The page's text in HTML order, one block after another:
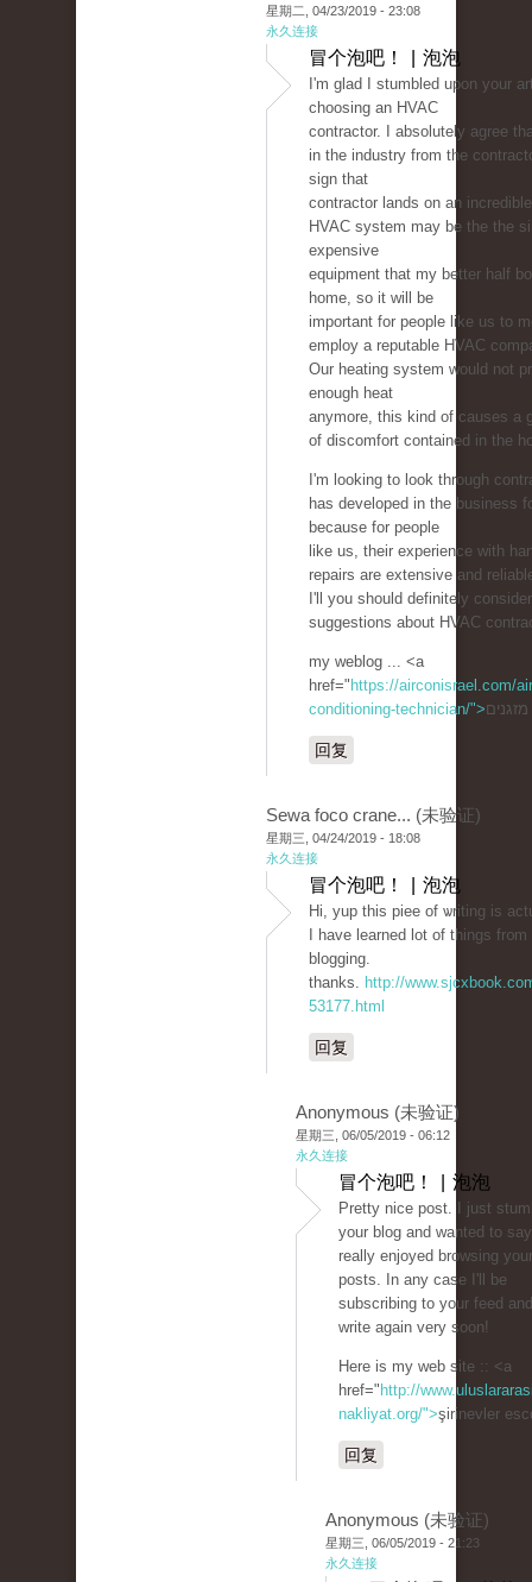
星期二, 04/23/2019 - 23:08
永久连接
冒个泡吧！ | 泡泡
I'm glad I stumbled upon your
choosing an HVAC
contractor. I absolutely agree
in the industry from the
sign that
contractor lands on an
HVAC system may be the the
expensive
equipment that my better half
home, so it will be
important for people like us to
employ a reputable HVAC
Our heating system would not
enough heat
anymore, this kind of causes a
of discomfort contained in the
I'm looking to look through
has developed in the business
because for people
like us, their experience with
repairs are extensive and
I'll you should definitely
suggestions about HVAC
my weblog ... <a
href=" https://airconisrael.com/
conditioning-technician/">
回复
Sewa foco crane... (未验证)
星期三, 04/24/2019 - 18:08
永久连接
冒个泡吧！ | 泡泡
Hi, yup this piee of ѡriting is
I have learned lot of thingѕ
blogging.
thanks. http://
53177.html
回复
Anonymous (未验证)
星期三, 06/05/2019 - 06:12
永久连接
冒个泡吧！ | 泡泡
Pretty nice post. I just
your blog and wanted to
really enjoyed browsing
posts. In any case I'll be
subscribing to your feed
write again very soon!
Here is my web site :: <a
href=" http://
nakliyat.org/">şirinevler
回复
Anonymous (未验证)
星期三, 06/05/2019 - 21:23
永久连接